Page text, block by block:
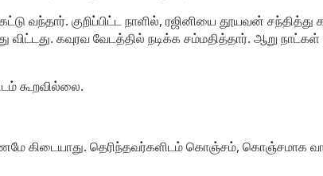
வந்தார். குறிப்பிட்ட நாளில், ரஜினியை தூயவன்
விட்டது. கவுரவ வேடத்தில் நடிக்க சம்மதித்தார். ஆறு
கூறவில்லை.
கிடையாது. தெரிந்தவர்களிடம் கொஞ்சம், கொஞ்சமாக